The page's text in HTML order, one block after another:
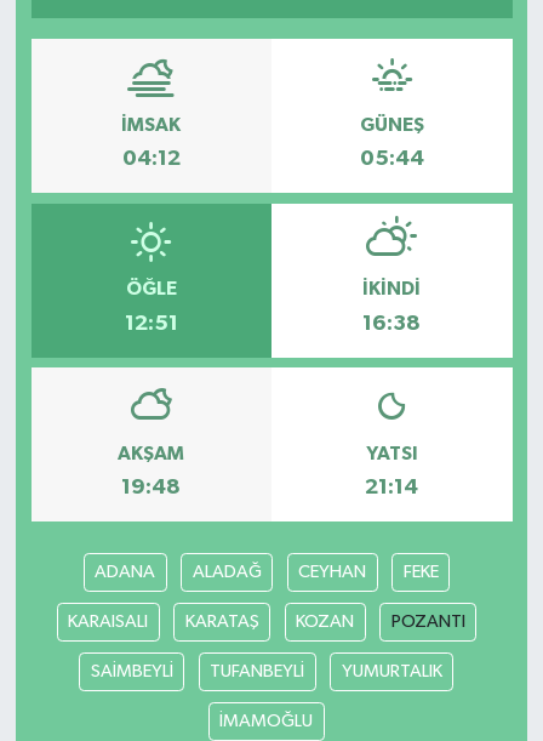
İMSAK
04:12
GÜNEŞ
05:44
ÖĞLE
12:51
İKINDI
16:38
AKŞAM
19:48
YATSI
21:14
ADANA ALADAĞ CEYHAN FEKE
KARAISALI KARATAŞ KOZAN POZANTI
SAİMBEYLİ TUFANBEYLİ YUMURTALIK
İMAMOĞLU